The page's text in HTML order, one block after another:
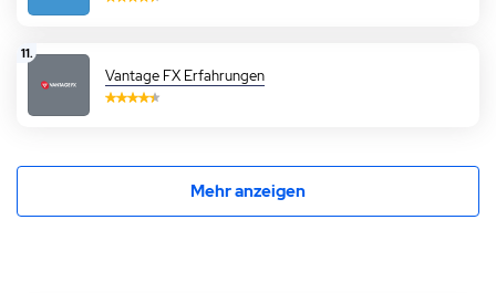
11.
Vantage FX Erfahrungen
Mehr anzeigen